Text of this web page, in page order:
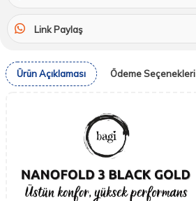
Link Paylaş
Ürün Açıklaması Ödeme Seçenekleri